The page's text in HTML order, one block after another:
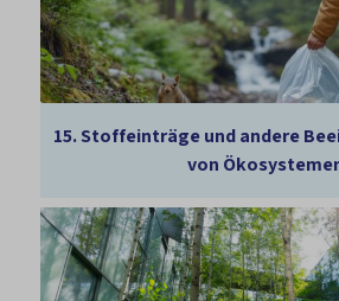
15.Stoffeinträge und andere
von